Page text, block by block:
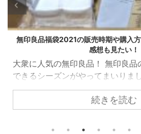
無印良品福袋2021の販売時期や購入
感想も見たい！
大衆に人気の無印良品！ 無印良品
できるシーズンがやってまいりま
袋2021の販売＆購入方法や中身の
コミも調査してみました！ スポン
福袋2021の販売＆購入方法や時期
続きを読む